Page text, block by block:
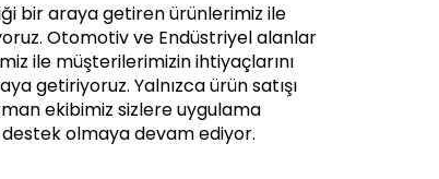
bir araya getiren ürünlerimiz ile
Otomotiv ve Endüstriyel alanlar
ile müşterilerimizin ihtiyaçlarını
getiriyoruz. Yalnızca ürün satışı
ekibimiz sizlere uygulama
olmaya devam ediyor.